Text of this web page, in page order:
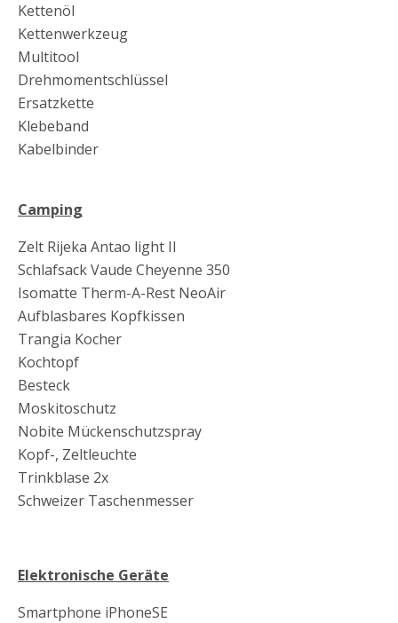
Kettenöl
Kettenwerkzeug
Multitool
Drehmomentschlüssel
Ersatzkette
Klebeband
Kabelbinder
Camping
Zelt Rijeka Antao light II
Schlafsack Vaude Cheyenne 350
Isomatte Therm-A-Rest NeoAir
Aufblasbares Kopfkissen
Trangia Kocher
Kochtopf
Besteck
Moskitoschutz
Nobite Mückenschutzspray
Kopf-, Zeltleuchte
Trinkblase 2x
Schweizer Taschenmesser
Elektronische Geräte
Smartphone iPhoneSE